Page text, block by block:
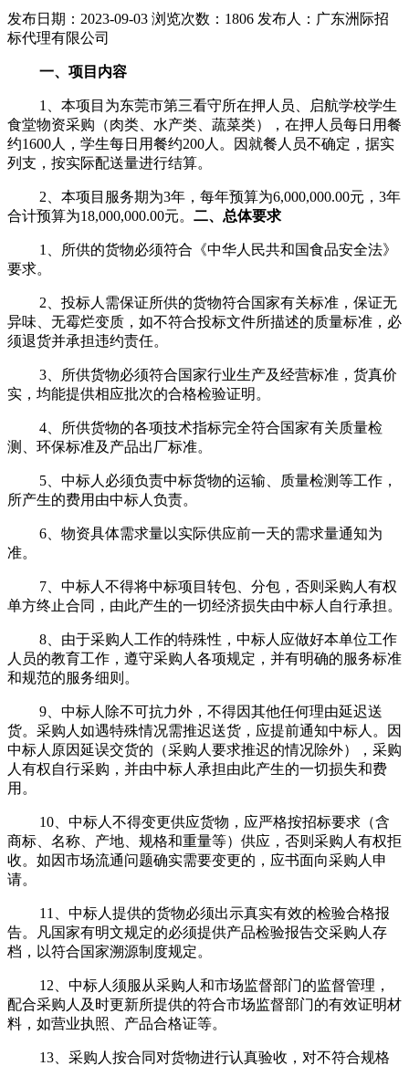
发布日期：2023-09-03 浏览次数：1806 发布人：广东洲际招
标代理有限公司
一、项目内容
1、本项目为东莞市第三看守所在押人员、启航学校学生
食堂物资采购（肉类、水产类、蔬菜类），在押人员每日用餐
约1600人，学生每日用餐约200人。因就餐人员不确定，据实
列支，按实际配送量进行结算。
2、本项目服务期为3年，每年预算为6,000,000.00元，3年
合计预算为18,000,000.00元。 二、总体要求
1、所供的货物必须符合《中华人民共和国食品安全法》
要求。
2、投标人需保证所供的货物符合国家有关标准，保证无
异味、无霉烂变质，如不符合投标文件所描述的质量标准，必
须退货并承担违约责任。
3、所供货物必须符合国家行业生产及经营标准，货真价
实，均能提供相应批次的合格检验证明。
4、所供货物的各项技术指标完全符合国家有关质量检
测、环保标准及产品出厂标准。
5、中标人必须负责中标货物的运输、质量检测等工作，
所产生的费用由中标人负责。
6、物资具体需求量以实际供应前一天的需求量通知为
准。
7、中标人不得将中标项目转包、分包，否则采购人有权
单方终止合同，由此产生的一切经济损失由中标人自行承担。
8、由于采购人工作的特殊性，中标人应做好本单位工作
人员的教育工作，遵守采购人各项规定，并有明确的服务标准
和规范的服务细则。
9、中标人除不可抗力外，不得因其他任何理由延迟送
货。采购人如遇特殊情况需推迟送货，应提前通知中标人。因
中标人原因延误交货的（采购人要求推迟的情况除外），采购
人有权自行采购，并由中标人承担由此产生的一切损失和费
用。
10、中标人不得变更供应货物，应严格按招标要求（含
商标、名称、产地、规格和重量等）供应，否则采购人有权拒
收。如因市场流通问题确实需要变更的，应书面向采购人申
请。
11、中标人提供的货物必须出示真实有效的检验合格报
告。凡国家有明文规定的必须提供产品检验报告交采购人存
档，以符合国家溯源制度规定。
12、中标人须服从采购人和市场监督部门的监督管理，
配合采购人及时更新所提供的符合市场监督部门的有效证明材
料，如营业执照、产品合格证等。
13、采购人按合同对货物进行认真验收，对不符合规格